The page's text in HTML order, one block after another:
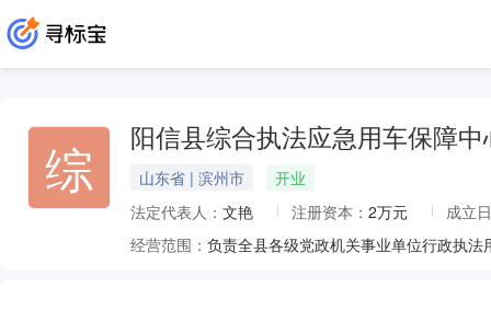
综 阳信县综合执法应急用车保障中
山东省 | 滨州市
开业
法定代表人： 文艳 注册资本： 2万元
成立
经营范围：